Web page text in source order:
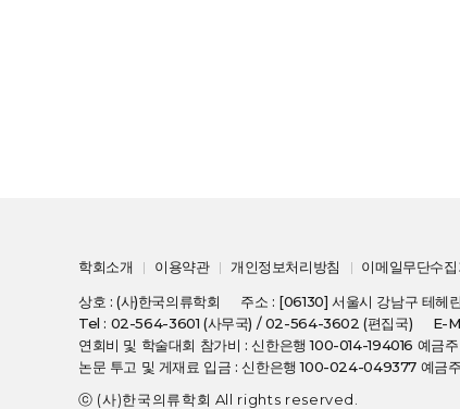
학회소개 이용약관 개인정보처리방침
이메일무단수집
상호 : (사)한국의류학회
주소 : [06130] 서울시 강남구 테헤
Tel : 02-564-3601 (사무국) / 02-564-3602 (편집국)
E-
연회비 및 학술대회 참가비 : 신한은행 100-014-194016 예금
논문 투고 및 게재료 입금 : 신한은행 100-024-049377 예금
ⓒ (사)한국의류학회 All rights reserved.